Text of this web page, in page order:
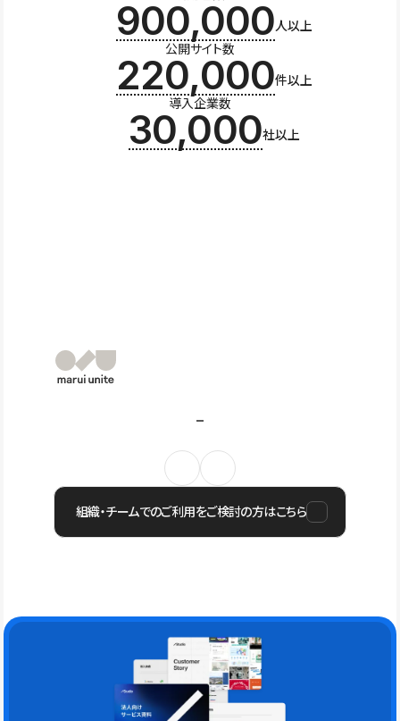
900,000人以上
公開サイト数
220,000件以上
導入企業数
30,000社以上
組織・チームでのご利用をご検討の方はこちら